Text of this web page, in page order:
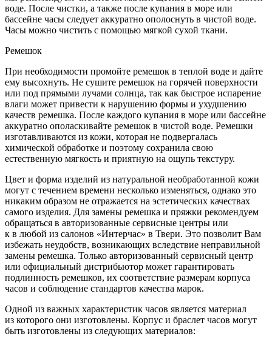
воде. После чистки, а также после купания в море или
бассейне часы следует аккуратно ополоснуть в чистой воде.
Часы можно чистить с помощью мягкой сухой ткани.
Ремешок
При необходимости промойте ремешок в теплой воде и дайте
ему высохнуть. Не сушите ремешок на горячей поверхности
или под прямыми лучами солнца, так как быстрое испарение
влаги может привести к нарушению формы и ухудшению
качеств ремешка. После каждого купания в море или бассейне
аккуратно ополаскивайте ремешок в чистой воде. Ремешки
изготавливаются из кожи, которая не подвергалась
химической обработке и поэтому сохранила свою
естественную мягкость и приятную на ощупь текстуру.
Цвет и форма изделий из натуральной необработанной кожи
могут с течением времени несколько изменяться, однако это
никаким образом не отражается на эстетических качествах
самого изделия. Для замены ремешка и пряжки рекомендуем
обращаться в авторизованные сервисные центры или
к в любой из салонов «Интерчас» в Твери. Это позволит Вам
избежать неудобств, возникающих вследствие неправильной
замены ремешка. Только авторизованный сервисный центр
или официальный дистрибьютор может гарантировать
подлинность ремешков, их соответствие размерам корпуса
часов и соблюдение стандартов качества марок.
Одной из важных характеристик часов является материал
из которого они изготовлены. Корпус и браслет часов могут
быть изготовлены из следующих материалов: